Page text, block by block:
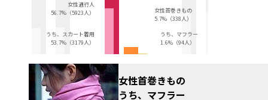
女性通行人
56.7%（5923人）
うち、スカート着用
53.7%（3179人）
女性首巻きもの
5.7%（338人）
うち、マフラー
1.6%（94人）
女性首巻きもの
うち、マフラー